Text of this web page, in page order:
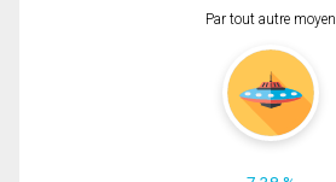
Par tout autre moyen